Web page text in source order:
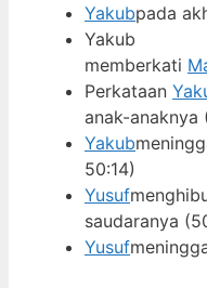
Yakubpada
Yakub
memberkati
Perkataan
anak-anaknya
Yakub
50:14)
Yusuf
saudaranya
Yusuf